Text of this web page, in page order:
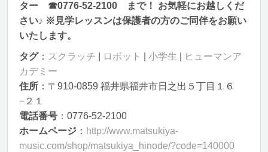
ター ☎0776-52-2100 まで！ お気軽にお越しくだ
さい♪ ※見学レッスンは保護者の方のご同伴をお願い
いたします。
タグ： スクラッチ ロボット 小学生
ヒューマンア
カデミー
住所 ：〒910-0859 福井県福井市日之出５丁目１６
−２１
電話番号 ：0776-52-2100
ホームページ ： http://www.matsukiya-
music.com/shop/matsukiya_hinode/?code=140000